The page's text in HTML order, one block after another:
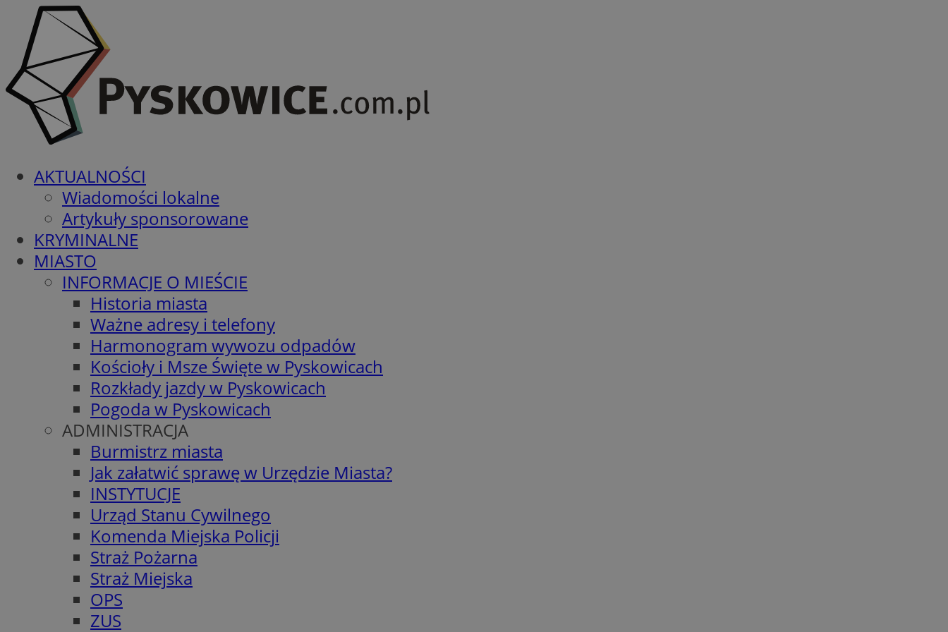
AKTUALNOŚCI
Wiadomości lokalne
Artykuły sponsorowane
KRYMINALNE
MIASTO
INFORMACJE O MIEŚCIE
Historia miasta
Ważne adresy i telefony
Harmonogram wywozu odpadów
Kościoły i Msze Święte w Pyskowicach
Rozkłady jazdy w Pyskowicach
Pogoda w Pyskowicach
ADMINISTRACJA
Burmistrz miasta
Jak załatwić sprawę w Urzędzie Miasta?
INSTYTUCJE
Urząd Stanu Cywilnego
Komenda Miejska Policji
Straż Pożarna
Straż Miejska
OPS
ZUS